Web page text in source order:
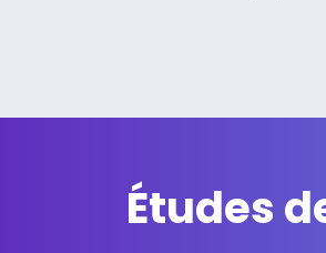
Études